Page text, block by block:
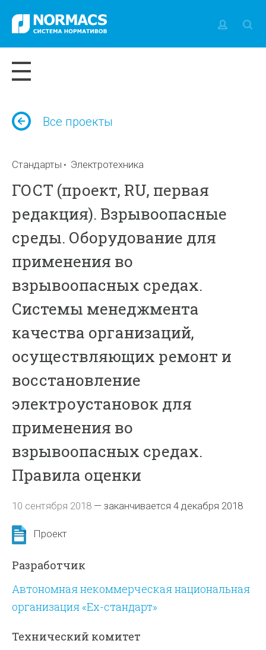
Все проекты
Стандарты Электротехника
ГОСТ (проект, RU, первая
редакция). Взрывоопасные
среды. Оборудование для
применения во
взрывоопасных средах.
Системы менеджмента
качества организаций,
осуществляющих ремонт и
восстановление
электроустановок для
применения во
взрывоопасных средах.
Правила оценки
10 сентября 2018 —заканчивается 4 декабря 2018
Проект
Разработчик
Автономная некоммерческая национальная
организация «Ех-стандарт»
Технический комитет